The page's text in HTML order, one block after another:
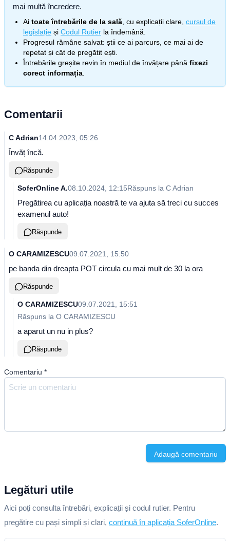
mai multă încredere.
Ai toate întrebările de la sală , cu explicații clare, cursul de
legislație și Codul Rutier la îndemână.
Progresul rămâne salvat: știi ce ai parcurs, ce mai ai de
repetat și cât de pregătit ești.
Întrebările greșite revin în mediul de învățare până fixezi
corect informația
Comentarii
C Adrian14.04.2023, 05:26
Învăț încă.
Răspunde
SoferOnline A.08.10.2024, 12:15Răspuns la C Adrian
Pregătirea cu aplicația noastră te va ajuta să treci cu succes
examenul auto!
Răspunde
O CARAMIZESCU09.07.2021, 15:50
pe banda din dreapta POT circula cu mai mult de 30 la ora
Răspunde
O CARAMIZESCU09.07.2021, 15:51
Răspuns la O CARAMIZESCU
a aparut un nu in plus?
Răspunde
Comentariu *
Adaugă comentariu
Legături utile
Aici poți consulta întrebări, explicații și codul rutier. Pentru
pregătire cu pași simpli și clari, continuă în aplicația SoferOnline.